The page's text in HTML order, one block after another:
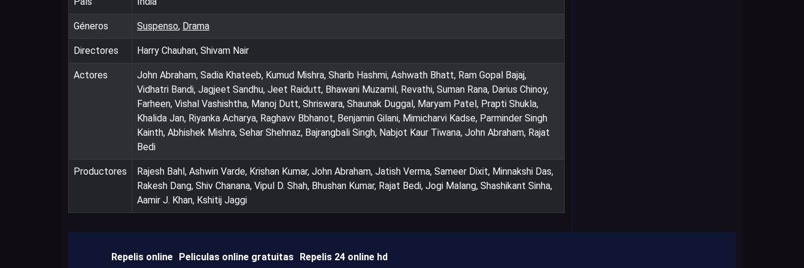
Géneros Suspenso, Drama
Directores Harry Chauhan, Shivam Nair
Actores
John Abraham, Sadia Khateeb, Kumud Mishra, Sharib Hashmi, Ashwath Bhatt, Ram Gopal Bajaj,
Vidhatri Bandi, Jagjeet Sandhu, Jeet Raidutt, Bhawani Muzamil, Revathi, Suman Rana, Darius Chinoy,
Farheen, Vishal Vashishtha, Manoj Dutt, Shriswara, Shaunak Duggal, Maryam Patel, Prapti Shukla,
Khalida Jan, Riyanka Acharya, Raghavv Bbhanot, Benjamin Gilani, Mimicharvi Kadse, Parminder Singh
Kainth, Abhishek Mishra, Sehar Shehnaz, Bajrangbali Singh, Nabjot Kaur Tiwana, John Abraham, Rajat
Bedi
Productores
Rajesh Bahl, Ashwin Varde, Krishan Kumar, John Abraham, Jatish Verma, Sameer Dixit, Minnakshi Das,
Rakesh Dang, Shiv Chanana, Vipul D. Shah, Bhushan Kumar, Rajat Bedi, Jogi Malang, Shashikant Sinha,
Aamir J. Khan, Kshitij Jaggi
Repelis online Peliculas online gratuitas Repelis 24 online hd